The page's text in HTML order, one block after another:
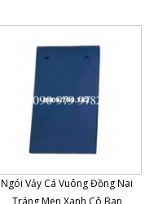
Ngói Vảy Cá Vuông Đồng Nai
Tráng Men Xanh Cô Ban